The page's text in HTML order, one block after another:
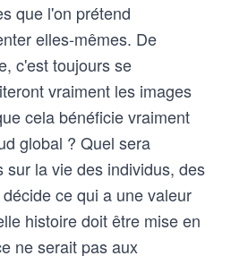
que l'on prétend
elles-mêmes. De
c'est toujours se
vraiment les images
cela bénéficie vraiment
global ? Quel sera
sur la vie des individus, des
ce qui a une valeur
histoire doit être mise en
ne serait pas aux